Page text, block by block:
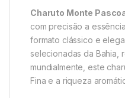
Charuto Monte
com precisão a
formato clássico e
selecionadas da Bahia,
mundialmente, este
Fina e a riqueza